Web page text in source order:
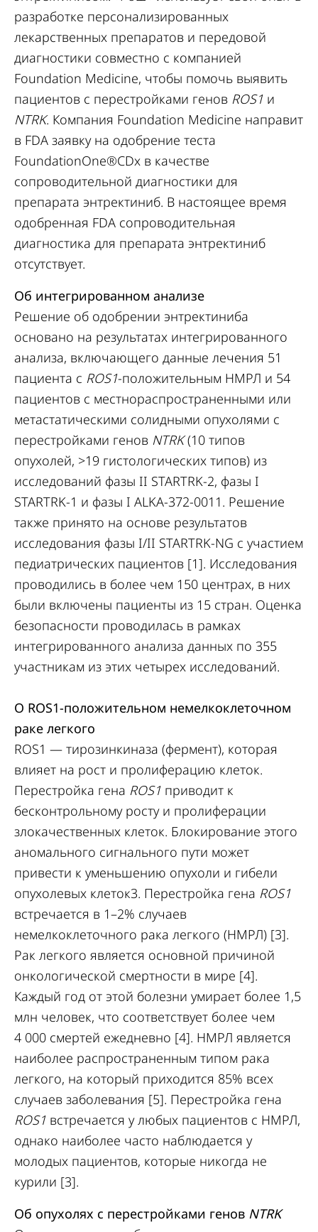
разработке персонализированных
лекарственных препаратов и передовой
диагностики совместно с компанией
Foundation Medicine, чтобы помочь выявить
пациентов с перестройками генов ROS1 и
NTRK. Компания Foundation Medicine направит
в FDA заявку на одобрение теста
FoundationOne®CDx в качестве
сопроводительной диагностики для
препарата энтректиниб. В настоящее время
одобренная FDA сопроводительная
диагностика для препарата энтректиниб
отсутствует.
Об интегрированном анализе
Решение об одобрении энтректиниба
основано на результатах интегрированного
анализа, включающего данные лечения 51
пациента с ROS1-положительным НМРЛ и 54
пациентов с местнораспространенными или
метастатическими солидными опухолями с
перестройками генов NTRK(10 типов
опухолей, >19 гистологических типов) из
исследований фазы II STARTRK-2, фазы I
STARTRK-1 и фазы I ALKA-372-0011. Решение
также принято на основе результатов
исследования фазы I/II STARTRK-NG с участием
педиатрических пациентов [1]. Исследования
проводились в более чем 150 центрах, в них
были включены пациенты из 15 стран. Оценка
безопасности проводилась в рамках
интегрированного анализа данных по 355
участникам из этих четырех исследований.
О ROS1-положительном немелкоклеточном
раке легкого
ROS1 — тирозинкиназа (фермент), которая
влияет на рост и пролиферацию клеток.
Перестройка гена ROS1 приводит к
бесконтрольному росту и пролиферации
злокачественных клеток. Блокирование этого
аномального сигнального пути может
привести к уменьшению опухоли и гибели
опухолевых клеток3. Перестройка гена ROS1
встречается в 1–2% случаев
немелкоклеточного рака легкого (НМРЛ) [3].
Рак легкого является основной причиной
онкологической смертности в мире [4].
Каждый год от этой болезни умирает более 1,5
млн человек, что соответствует более чем
4 000 смертей ежедневно [4]. НМРЛ является
наиболее распространенным типом рака
легкого, на который приходится 85% всех
случаев заболевания [5]. Перестройка гена
ROS1 встречается у любых пациентов с НМРЛ,
однако наиболее часто наблюдается у
молодых пациентов, которые никогда не
курили [3].
Об опухолях с перестройками генов NTRK